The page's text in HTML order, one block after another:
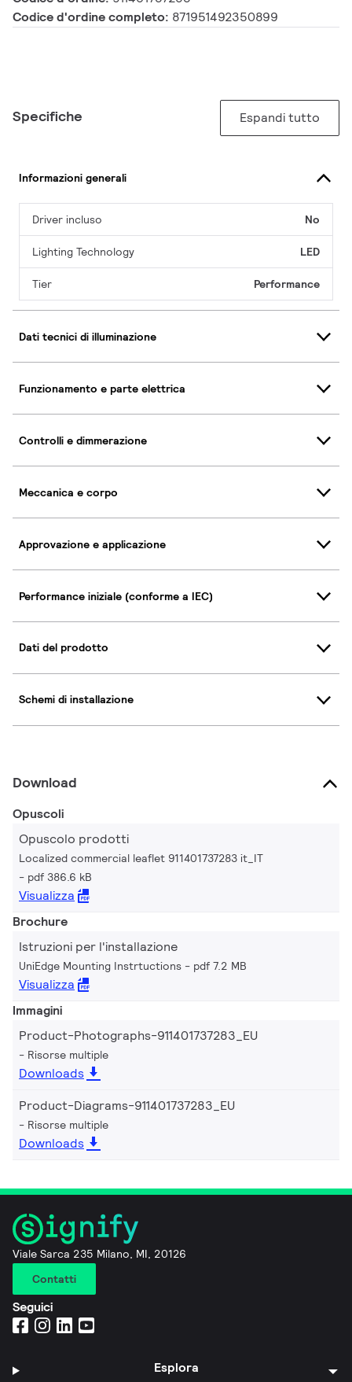
Codice d'ordine completo: 871951492350899
Specifiche Espandi tutto
Informazioni generali
Driver incluso No
Lighting Technology LED
Tier Performance
Dati tecnici di illuminazione
Funzionamento e parte elettrica
Controlli e dimmerazione
Meccanica e corpo
Approvazione e applicazione
Performance iniziale (conforme a IEC)
Dati del prodotto
Schemi di installazione
Download
Opuscoli
Opuscolo prodotti
Localized commercial leaflet 911401737283 it_IT
pdf 386.6 kB
Visualizza
Brochure
Istruzioni per l'installazione
UniEdge Mounting Instrtuctions pdf 7.2 MB
Visualizza
Immagini
Product-Photographs-911401737283_EU
Risorse multiple
Downloads
Product-Diagrams-911401737283_EU
Risorse multiple
Downloads
Viale Sarca 235 Milano, MI, 20126
Contatti
Seguici
Esplora